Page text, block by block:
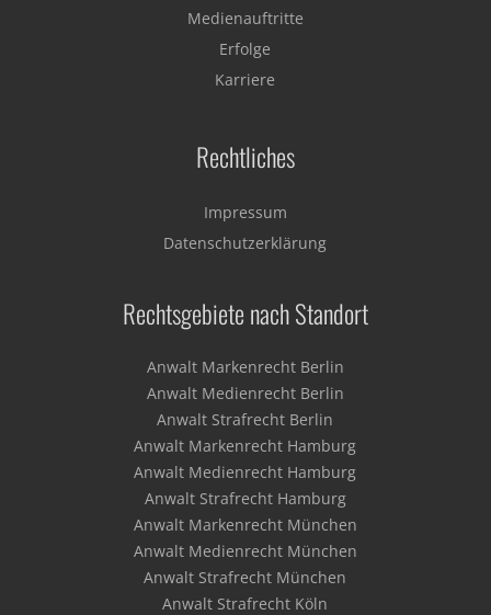
Medienauftritte
Erfolge
Karriere
Rechtliches
Impressum
Datenschutzerklärung
Rechtsgebiete nach Standort
Anwalt Markenrecht Berlin
Anwalt Medienrecht Berlin
Anwalt Strafrecht Berlin
Anwalt Markenrecht Hamburg
Anwalt Medienrecht Hamburg
Anwalt Strafrecht Hamburg
Anwalt Markenrecht München
Anwalt Medienrecht München
Anwalt Strafrecht München
Anwalt Strafrecht Köln